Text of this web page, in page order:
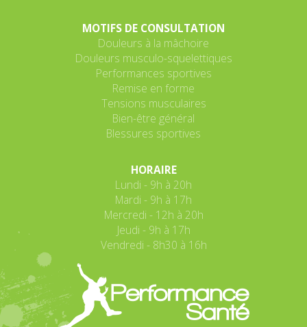
MOTIFS DE CONSULTATION
Douleurs à la mâchoire
Douleurs musculo-squelettiques
Performances sportives
Remise en forme
Tensions musculaires
Bien-être général
Blessures sportives
HORAIRE
Lundi - 9h à 20h
Mardi - 9h à 17h
Mercredi - 12h à 20h
Jeudi - 9h à 17h
Vendredi - 8h30 à 16h